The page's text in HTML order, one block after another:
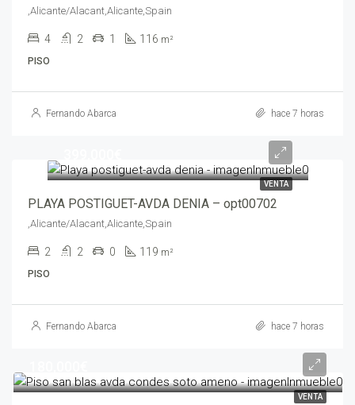
,Alicante/Alacant,Alicante,Spain
4 2 1 116 m²
PISO
Fernando Abarca hace 7 horas
VENTA
PLAYA POSTIGUET-AVDA DENIA – opt00702
,Alicante/Alacant,Alicante,Spain
2 2 0 119 m²
PISO
Fernando Abarca hace 7 horas
VENTA